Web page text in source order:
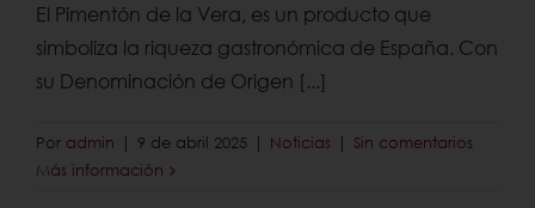
El Pimentón de la Vera, es un producto que
simboliza la riqueza gastronómica de España. Con
su Denominación de Origen [...]
Por admin | 9 de abril 2025 | Noticias | Sin comentarios
Más información